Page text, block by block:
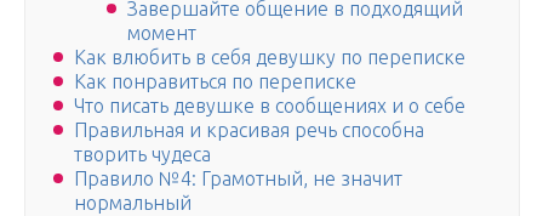
Завершайте общение в подходящий
момент
Как влюбить в себя девушку по переписке
Как понравиться по переписке
Что писать девушке в сообщениях и о себе
Правильная и красивая речь способна
творить чудеса
Правило №4: Грамотный, не значит
нормальный